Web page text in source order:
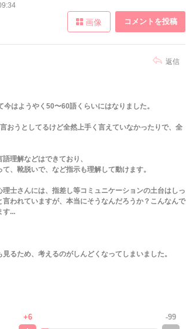
コメントを投稿
画像
はようやく50〜60語くらいにはなりました。
おうとしてるけど全然上手く言えていなかったりで、全
理解などはできており、
、靴脱いで、など指示も理解して動けます。
士さんには、指差し等コミュニケーションの土台はしっ
われていますが、本当にそうなんだろうか？こんなんで
す...
るため、考えるのがしんどくなってしまいました。
返信
+6 -99